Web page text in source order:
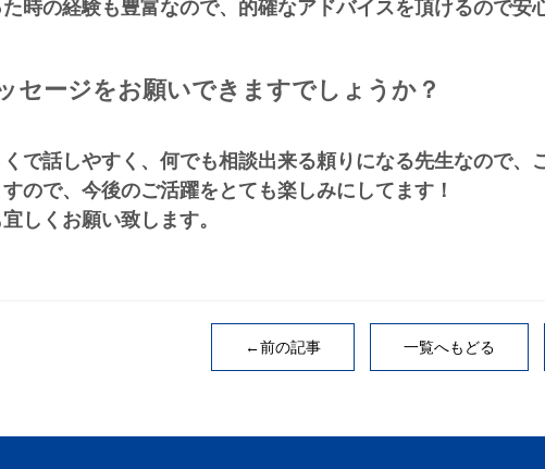
時の経験も豊富なので、的確なアドバイスを頂けるので安
セージをお願いできますでしょうか？
くで話しやすく、何でも相談出来る頼りになる先生なので
ので、今後のご活躍をとても楽しみにしてます！
しくお願い致します。
←前の記事 一覧へもどる